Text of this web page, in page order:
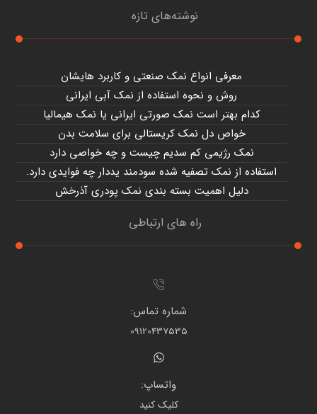
نوشته‌های تازه
معرفی انواع نمک صنعتی و کاربرد هایشان
روش و نحوه استفاده از نمک آبی ایرانی
کدام بهتر است نمک صورتی ایرانی یا نمک هیمالیا
خواص دل نمک کریستالی برای سلامت بدن
نمک رژیمی کم سدیم چیست و چه خواصی دارد
استفاده از نمک تصفیه شده سودمند یددار چه فوایدی دارد.
دلیل اهمیت بسته بندی نمک پودری آذرخش
راه های ارتباطی
شماره تماس:
09120437535
واتساپ:
کلیک کنید